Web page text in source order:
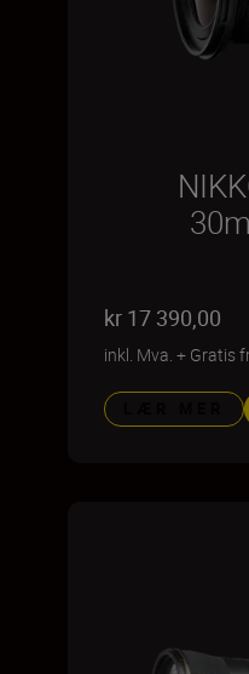
kr 17 390,00
inkl. Mva. + Gratis